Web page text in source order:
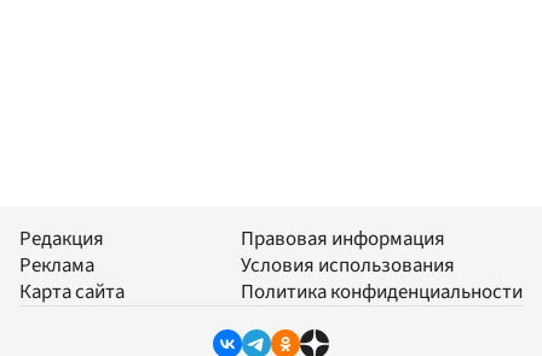
Редакция
Реклама
Карта сайта
Правовая информация
Условия использования
Политика конфиденциальности